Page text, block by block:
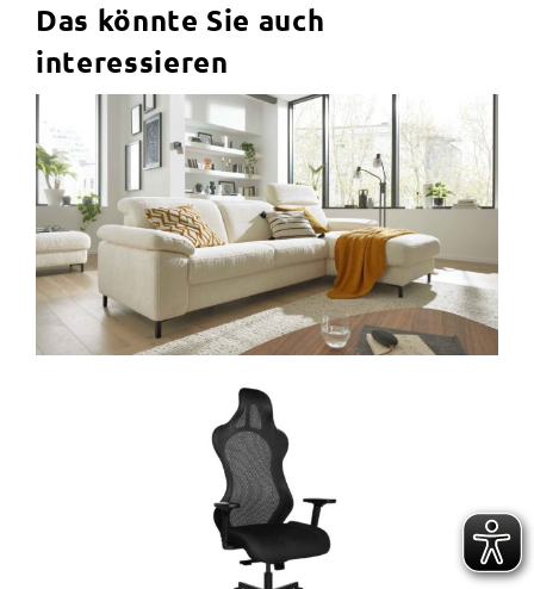
Das könnte Sie auch
interessieren